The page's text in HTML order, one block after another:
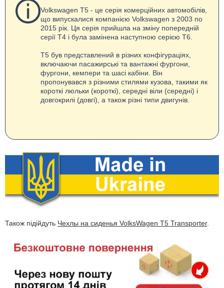
Volkswagen T5 - це серія комерційних автомобілів,
що випускалися компанією Volkswagen з 2003 по
2015 рік. Ця серія прийшла на зміну попередній
серії Т4 і була замінена наступною серією Т6.
T5 був представлений в різних конфігураціях,
включаючи пасажирські та вантажні фургони,
фургони, кемпери та шасі кабіни. Він
пропонувався з різними стилями кузова, такими як
короткі люльки (короткі), середні віли (середні) і
довгокрилі (довгі), а також різні типи двигунів.
Також підійдуть Чехлы на сиденья VolksWagen T5 Transporter.